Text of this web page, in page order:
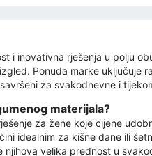
i inovativna rješenja u polju
Ponuda marke uključuje
za svakodnevne i
materijala?
za žene koje cijene
idealnim za kišne dane ili
velika prednost u